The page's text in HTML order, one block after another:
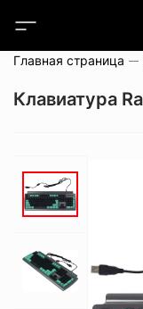
Главная страница
Клавиатура